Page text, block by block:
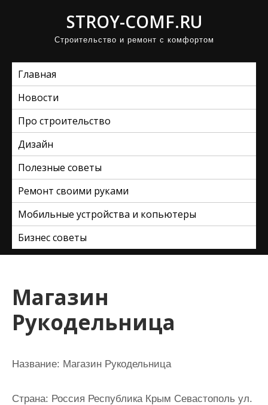
STROY-COMF.RU
Строительство и ремонт с комфортом
Главная
Новости
Про строительство
Дизайн
Полезные советы
Ремонт своими руками
Мобильные устройства и копьютеры
Бизнес советы
Магазин
Рукодельница
Название: Магазин Рукодельница
Страна: Россия Республика Крым Севастополь ул.